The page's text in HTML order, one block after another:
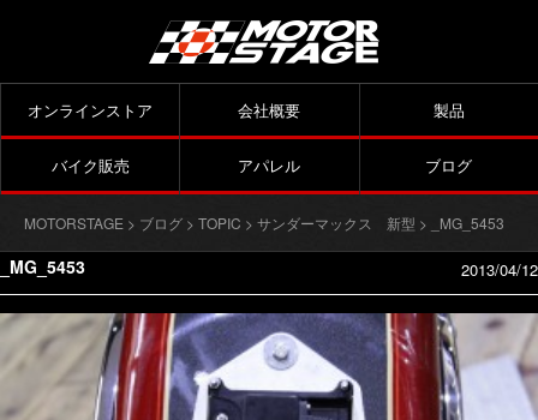
オンラインストア 会社概要 製品
バイク販売 アパレル ブログ
MOTORSTAGE > ブログ > TOPIC > サンダーマックス 新型 > _MG_5453
_MG_5453 2013/04/12